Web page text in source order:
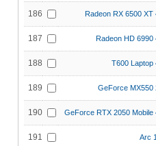
186 Radeon RX 6500 XT
187 Radeon HD 6990
188 T600 Laptop
189 GeForce MX550
190 GeForce RTX 2050 Mobile
191 Arc